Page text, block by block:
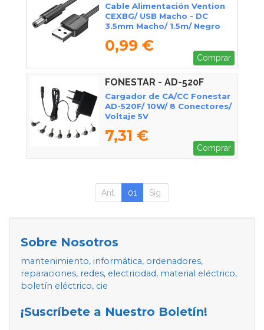
Cable Alimentación Vention
CEXBG/ USB Macho - DC
3.5mm Macho/ 1.5m/ Negro
0,99 €
Comprar
FONESTAR - AD-520F
Cargador de CA/CC Fonestar
AD-520F/ 10W/ 8 Conectores/
Voltaje 5V
7,31 €
Comprar
Ant. 01 Sig.
Sobre Nosotros
mantenimiento, informática, ordenadores,
reparaciones, redes, electricidad, material eléctrico,
boletín eléctrico, cie
¡Suscríbete a Nuestro Boletín!